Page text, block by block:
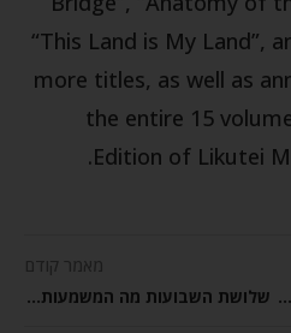
“This Land is My Land”,
more titles, as well as
the entire 15
Edition of Likutei
מאמר קודם
שלושת השבועות מה המשמעות של הימים האלו?